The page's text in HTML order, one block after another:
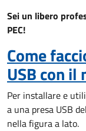
Sei un libero
PEC!
Come
USB con il
Per installare e
a una presa USB
nella figura a lato.